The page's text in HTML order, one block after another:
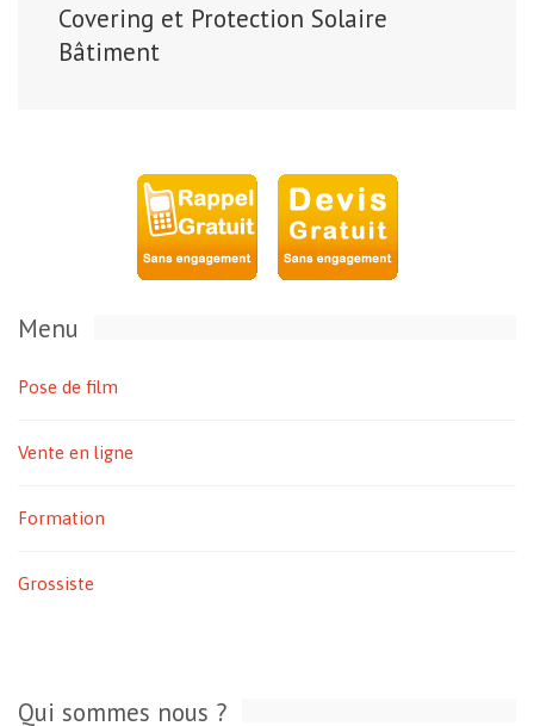
Covering et Protection Solaire
Bâtiment
Menu
Pose de film
Vente en ligne
Formation
Grossiste
Qui sommes nous ?